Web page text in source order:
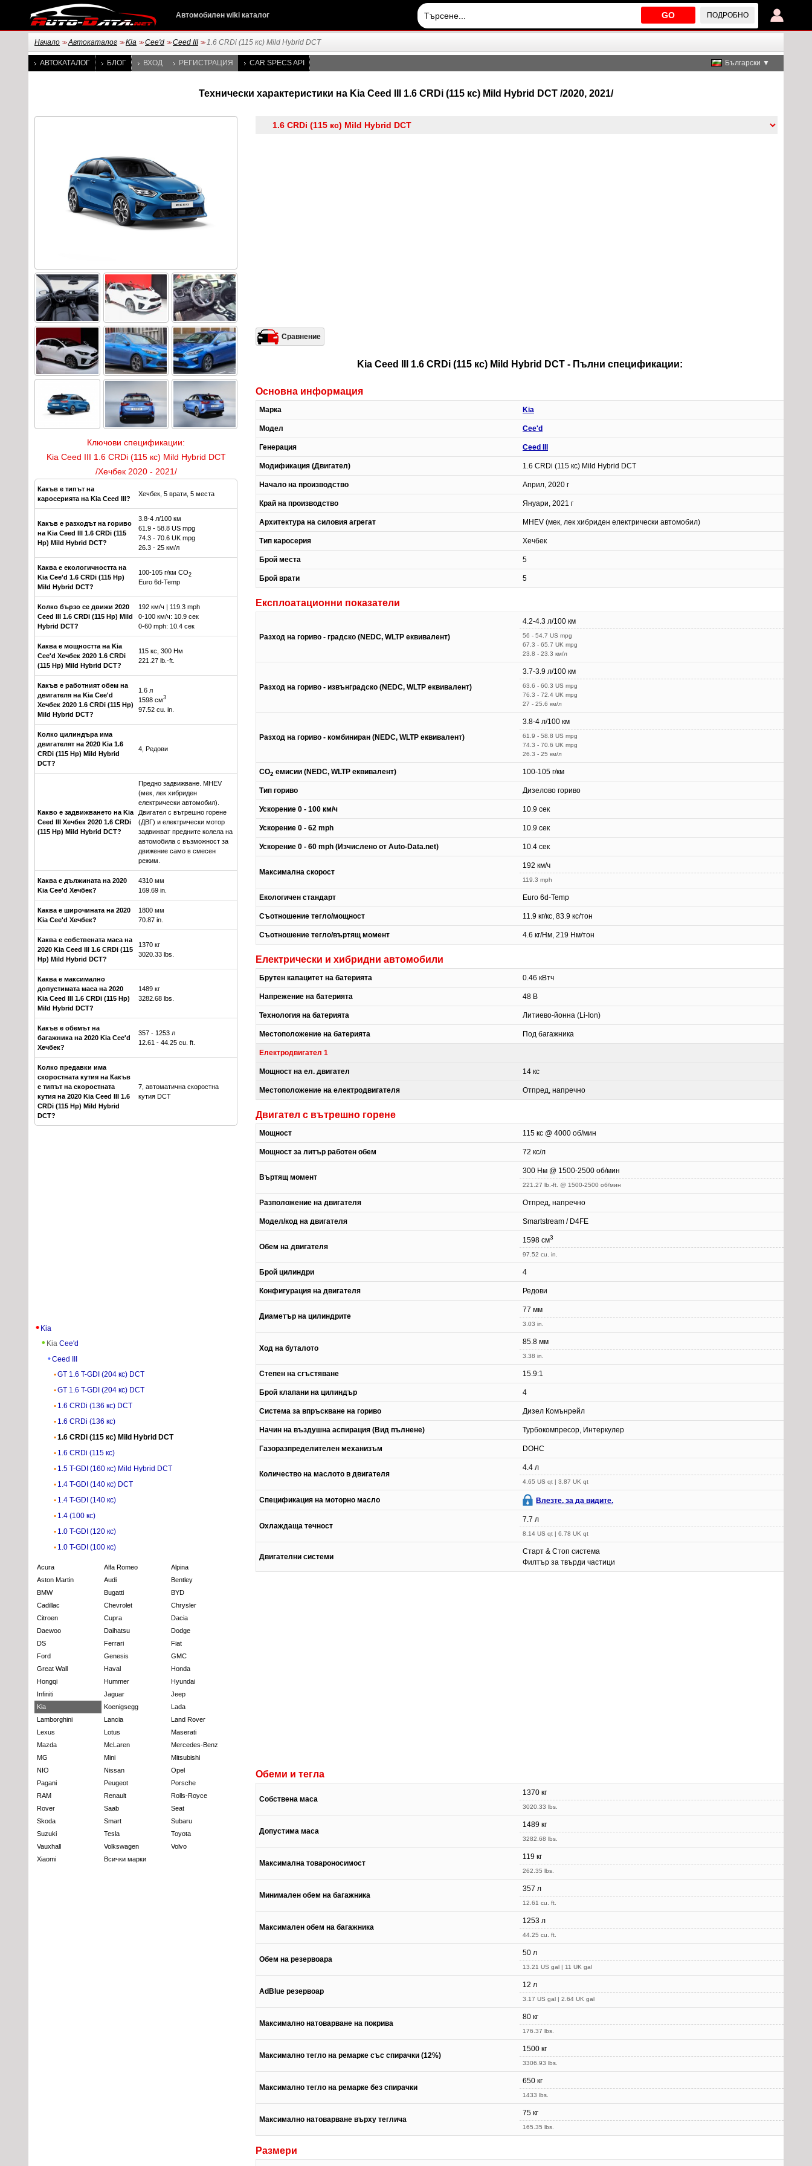
GO ПОДРОБНО
Автомобилен wiki каталог
Начало >> Автокаталог >> Kia >> Cee'd >> Ceed III >> 1.6 CRDi (115 кс) Mild Hybrid DCT
АВТОКАТАЛОГ БЛОГ ВХОД РЕГИСТРАЦИЯ CAR SPECS API Български ▼
Технически характеристики на Kia Ceed III 1.6 CRDi (115 кс) Mild Hybrid DCT /2020, 2021/
Ключови спецификации:
Kia Ceed III 1.6 CRDi (115 кс) Mild Hybrid DCT
/Хечбек 2020 - 2021/
Какъв е типът на
каросерията на Kia Ceed III?
Хечбек, 5 врати, 5 места
Какъв е разходът на гориво
на Kia Ceed III 1.6 CRDi (115
Hp) Mild Hybrid DCT?
3.8-4 л/100 км
61.9 - 58.8 US mpg
74.3 - 70.6 UK mpg
26.3 - 25 км/л
Каква е екологичността на
Kia Cee'd 1.6 CRDi (115 Hp)
Mild Hybrid DCT?
100-105 г/км CO2
Euro 6d-Temp
Колко бързо се движи 2020
Ceed III 1.6 CRDi (115 Hp) Mild
Hybrid DCT?
192 км/ч | 119.3 mph
0-100 км/ч: 10.9 сек
0-60 mph: 10.4 сек
Каква е мощността на Kia
Cee'd Хечбек 2020 1.6 CRDi
(115 Hp) Mild Hybrid DCT?
115 кс, 300 Нм
221.27 lb.-ft.
Какъв е работният обем на
двигателя на Kia Cee'd
Хечбек 2020 1.6 CRDi (115 Hp)
Mild Hybrid DCT?
1.6 л
1598 см3
97.52 cu. in.
Колко цилиндъра има
двигателят на 2020 Kia 1.6
CRDi (115 Hp) Mild Hybrid
DCT?
4, Редови
Какво е задвижването на Kia
Ceed III Хечбек 2020 1.6 CRDi
(115 Hp) Mild Hybrid DCT?
Предно задвижване. MHEV
(мек, лек хибриден
електрически автомобил).
Двигател с вътрешно горене
(ДВГ) и електрически мотор
задвижват предните колела на
автомобила с възможност за
движение само в смесен
режим.
Каква е дължината на 2020
Kia Cee'd Хечбек?
4310 мм
169.69 in.
Каква е широчината на 2020
Kia Cee'd Хечбек?
1800 мм
70.87 in.
Каква е собствената маса на
2020 Kia Ceed III 1.6 CRDi (115
Hp) Mild Hybrid DCT?
1370 кг
3020.33 lbs.
Каква е максимално
допустимата маса на 2020
Kia Ceed III 1.6 CRDi (115 Hp)
Mild Hybrid DCT?
1489 кг
3282.68 lbs.
Какъв е обемът на
багажника на 2020 Kia Cee'd
Хечбек?
357 - 1253 л
12.61 - 44.25 cu. ft.
Колко предавки има
скоростната кутия на Какъв
е типът на скоростната
кутия на 2020 Kia Ceed III 1.6
CRDi (115 Hp) Mild Hybrid
DCT?
7, автоматична скоростна
кутия DCT
Kia
Kia Cee'd
Ceed III
GT 1.6 T-GDI (204 кс) DCT
GT 1.6 T-GDI (204 кс) DCT
1.6 CRDi (136 кс) DCT
1.6 CRDi (136 кс)
1.6 CRDi (115 кс) Mild Hybrid DCT
1.6 CRDi (115 кс)
1.5 T-GDI (160 кс) Mild Hybrid DCT
1.4 T-GDI (140 кс) DCT
1.4 T-GDI (140 кс)
1.4 (100 кс)
1.0 T-GDI (120 кс)
1.0 T-GDI (100 кс)
Acura Alfa Romeo
Alpina
Aston Martin
Audi
Bentley
BMW
Bugatti
BYD
Cadillac
Chevrolet
Chrysler
Citroen
Cupra
Dacia
Daewoo
Daihatsu
Dodge
DS
Ferrari
Fiat
Ford
Genesis
GMC
Great Wall
Haval
Honda
Hongqi
Hummer
Hyundai
Infiniti
Jaguar
Jeep
Kia
Koenigsegg
Lada
Lamborghini
Lancia
Land Rover
Lexus
Lotus
Maserati
Mazda
McLaren
Mercedes-Benz
MG
Mini
Mitsubishi
NIO
Nissan
Opel
Pagani
Peugeot
Porsche
RAM
Renault
Rolls-Royce
Rover
Saab
Seat
Skoda
Smart
Subaru
Suzuki
Tesla
Toyota
Vauxhall
Volkswagen
Volvo
Xiaomi
Всички марки
Сравнение
Kia Ceed III 1.6 CRDi (115 кс) Mild Hybrid DCT - Пълни спецификации:
Основна информация
Марка Kia
Модел Cee'd
Генерация Ceed III
Модификация (Двигател) 1.6 CRDi (115 кс) Mild Hybrid DCT
Начало на производство Април, 2020 г
Край на производство Януари, 2021 г
Архитектура на силовия агрегат MHEV (мек, лек хибриден електрически автомобил)
Тип каросерия Хечбек
Брой места 5
Брой врати 5
Експлоатационни показатели
Разход на гориво - градско (NEDC, WLTP еквивалент)
4.2-4.3 л/100 км
56 - 54.7 US mpg
67.3 - 65.7 UK mpg
23.8 - 23.3 км/л
Разход на гориво - извънградско (NEDC, WLTP еквивалент)
3.7-3.9 л/100 км
63.6 - 60.3 US mpg
76.3 - 72.4 UK mpg
27 - 25.6 км/л
Разход на гориво - комбиниран (NEDC, WLTP еквивалент)
3.8-4 л/100 км
61.9 - 58.8 US mpg
74.3 - 70.6 UK mpg
26.3 - 25 км/л
CO2 емисии (NEDC, WLTP еквивалент) 100-105 г/км
Тип гориво Дизелово гориво
Ускорение 0 - 100 км/ч 10.9 сек
Ускорение 0 - 62 mph 10.9 сек
Ускорение 0 - 60 mph (Изчислено от Auto-Data.net) 10.4 сек
Максимална скорост
192 км/ч
119.3 mph
Екологичен стандарт Euro 6d-Temp
Съотношение тегло/мощност 11.9 кг/кс, 83.9 кс/тон
Съотношение тегло/въртящ момент 4.6 кг/Нм, 219 Нм/тон
Електрически и хибридни автомобили
Брутен капацитет на батерията 0.46 кВтч
Напрежение на батерията 48 В
Технология на батерията Литиево-йонна (Li-Ion)
Местоположение на батерията Под багажника
Електродвигател 1
Мощност на ел. двигател 14 кс
Местоположение на електродвигателя Отпред, напречно
Двигател с вътрешно горене
Мощност 115 кс @ 4000 об/мин
Мощност за литър работен обем 72 кс/л
Въртящ момент
300 Нм @ 1500-2500 об/мин
221.27 lb.-ft. @ 1500-2500 об/мин
Разположение на двигателя Отпред, напречно
Модел/код на двигателя Smartstream / D4FE
Обем на двигателя
1598 см3
97.52 cu. in.
Брой цилиндри 4
Конфигурация на двигателя Редови
Диаметър на цилиндрите
77 мм
3.03 in.
Ход на буталото
85.8 мм
3.38 in.
Степен на сгъстяване 15.9:1
Брой клапани на цилиндър 4
Система за впръскване на гориво Дизел Комънрейл
Начин на въздушна аспирация (Вид пълнене) Турбокомпресор, Интеркулер
Газоразпределителен механизъм DOHC
Количество на маслото в двигателя
4.4 л
4.65 US qt | 3.87 UK qt
Спецификация на моторно масло Влезте, за да видите.
Охлаждаща течност
7.7 л
8.14 US qt | 6.78 UK qt
Двигателни системи
Старт & Стоп система
Филтър за твърди частици
Обеми и тегла
Собствена маса
1370 кг
3020.33 lbs.
Допустима маса
1489 кг
3282.68 lbs.
Максимална товароносимост
119 кг
262.35 lbs.
Минимален обем на багажника
357 л
12.61 cu. ft.
Максимален обем на багажника
1253 л
44.25 cu. ft.
Обем на резервоара
50 л
13.21 US gal | 11 UK gal
AdBlue резервоар
12 л
3.17 US gal | 2.64 UK gal
Максимално натоварване на покрива
80 кг
176.37 lbs.
Максимално тегло на ремарке със спирачки (12%)
1500 кг
3306.93 lbs.
Максимално тегло на ремарке без спирачки
650 кг
1433 lbs.
Максимално натоварване върху теглича
75 кг
165.35 lbs.
Размери